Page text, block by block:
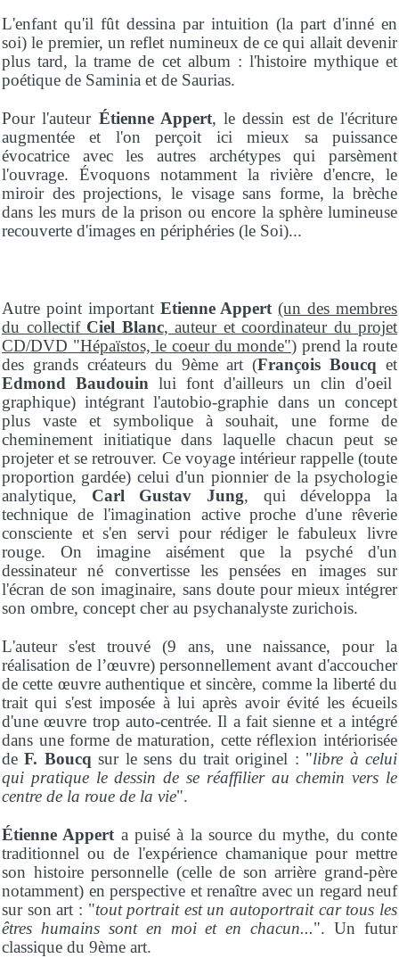
L'enfant qu'il fût dessina par intuition (la part d'inné en
soi) le premier, un reflet numineux de ce qui allait devenir
plus tard, la trame de cet album : l'histoire mythique et
poétique de Saminia et de Saurias.
Pour l'auteur Étienne Appert, le dessin est de l'écriture
augmentée et l'on perçoit ici mieux sa puissance
évocatrice avec les autres archétypes qui parsèment
l'ouvrage. Évoquons notamment la rivière d'encre, le
miroir des projections, le visage sans forme, la brèche
dans les murs de la prison ou encore la sphère lumineuse
recouverte d'images en périphéries (le Soi)...
Autre point important Etienne Appert (un des membres
du collectif Ciel Blanc, auteur et coordinateur du projet
CD/DVD "Hépaïstos, le coeur du monde") prend la route
des grands créateurs du 9ème art (François Boucq et
Edmond Baudouin lui font d'ailleurs un clin d'oeil
graphique) intégrant l'autobio-graphie dans un concept
plus vaste et symbolique à souhait, une forme de
cheminement initiatique dans laquelle chacun peut se
projeter et se retrouver. Ce voyage intérieur rappelle (toute
proportion gardée) celui d'un pionnier de la psychologie
analytique, Carl Gustav Jung, qui développa la
technique de l'imagination active proche d'une rêverie
consciente et s'en servi pour rédiger le fabuleux livre
rouge. On imagine aisément que la psyché d'un
dessinateur né convertisse les pensées en images sur
l'écran de son imaginaire, sans doute pour mieux intégrer
son ombre, concept cher au psychanalyste zurichois.
L'auteur s'est trouvé (9 ans, une naissance, pour la
réalisation de l’œuvre) personnellement avant d'accoucher
de cette œuvre authentique et sincère, comme la liberté du
trait qui s'est imposée à lui après avoir évité les écueils
d'une œuvre trop auto-centrée. Il a fait sienne et a intégré
dans une forme de maturation, cette réflexion intériorisée
deF. Boucq sur le sens du trait originel : "libre à celui
qui pratique le dessin de se réaffilier au chemin vers le
centre de la roue de la vie".
Étienne Apperta puisé à la source du mythe, du conte
traditionnel ou de l'expérience chamanique pour mettre
son histoire personnelle (celle de son arrière grand-père
notamment) en perspective et renaître avec un regard neuf
sur son art : "tout portrait est un autoportrait car tous les
êtres humains sont en moi et en chacun...". Un futur
classique du 9ème art.